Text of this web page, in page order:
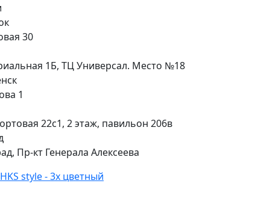
30
1Б, ТЦ Универсал. Место №18
1
22с1, 2 этаж, павильон 206в
Пр-кт Генерала Алексеева
style - 3х цветный